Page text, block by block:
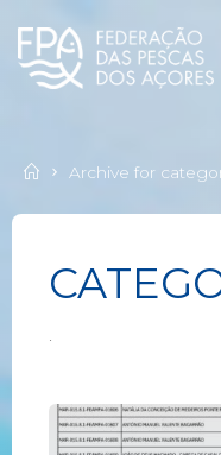
Archive for
.